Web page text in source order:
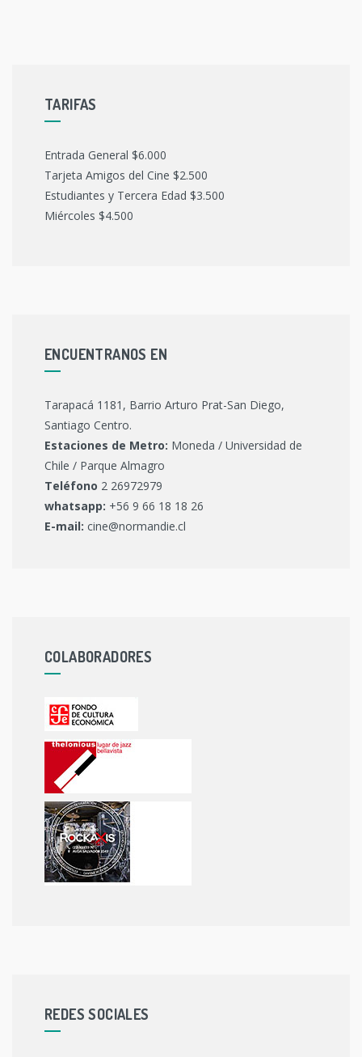
TARIFAS
Entrada General $6.000
Tarjeta Amigos del Cine $2.500
Estudiantes y Tercera Edad $3.500
Miércoles $4.500
ENCUENTRANOS EN
Tarapacá 1181, Barrio Arturo Prat-San Diego,
Santiago Centro.
Estaciones de Metro: Moneda / Universidad de
Chile / Parque Almagro
Teléfono 2 26972979
whatsapp: +56 9 66 18 18 26
E-mail: cine@normandie.cl
COLABORADORES
REDES SOCIALES